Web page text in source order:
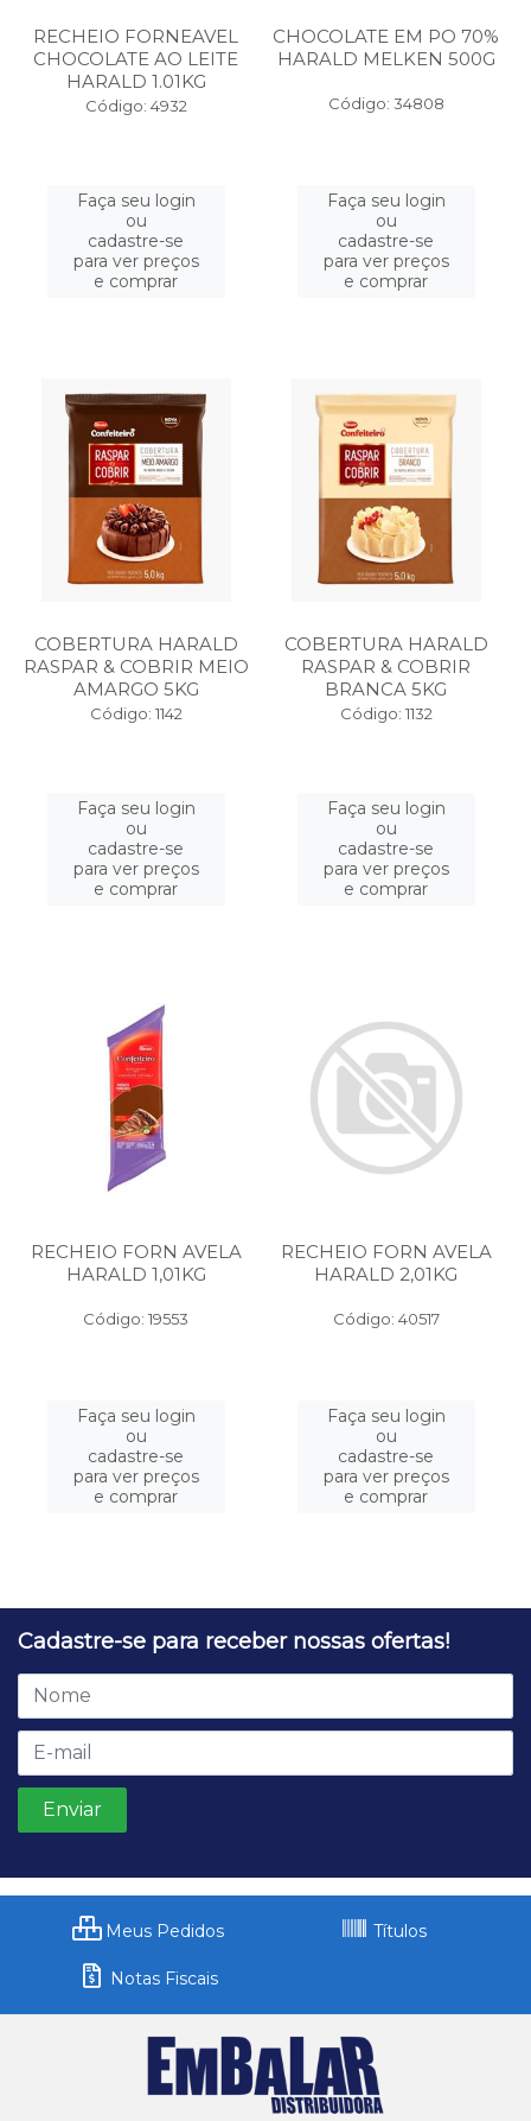
RECHEIO FORNEAVEL
CHOCOLATE AO LEITE
HARALD 1.01KG
Código: 4932
Faça seu login
ou
cadastre-se
para ver preços
e comprar
CHOCOLATE EM PO 70%
HARALD MELKEN 500G
Código: 34808
Faça seu login
ou
cadastre-se
para ver preços
e comprar
COBERTURA HARALD
RASPAR & COBRIR MEIO
AMARGO 5KG
Código: 1142
Faça seu login
ou
cadastre-se
para ver preços
e comprar
COBERTURA HARALD
RASPAR & COBRIR
BRANCA 5KG
Código: 1132
Faça seu login
ou
cadastre-se
para ver preços
e comprar
RECHEIO FORN AVELA
HARALD 1,01KG
Código: 19553
Faça seu login
ou
cadastre-se
para ver preços
e comprar
RECHEIO FORN AVELA
HARALD 2,01KG
Código: 40517
Faça seu login
ou
cadastre-se
para ver preços
e comprar
Cadastre-se para receber nossas ofertas!
Meus Pedidos Títulos
Notas Fiscais